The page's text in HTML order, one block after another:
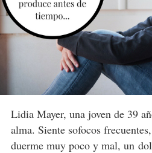
Lidia Mayer, una joven de 39
alma. Siente sofocos
duerme muy poco y mal, un